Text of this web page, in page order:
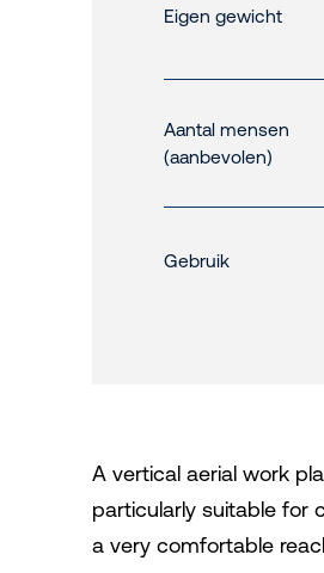
Eigen gewicht
Aantal mensen
(aanbevolen)
Gebruik
A vertical aerial work
particularly suitable for
a very comfortable